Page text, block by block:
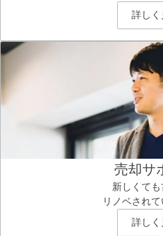
詳しく
売却サ
新しくても
リノベされ
詳しく